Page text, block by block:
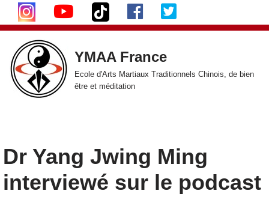
Aller
au
contenu
YMAA France
Ecole d'Arts Martiaux Traditionnels Chinois, de bien
être et méditation
Dr Yang Jwing Ming
interviewé sur le podcast